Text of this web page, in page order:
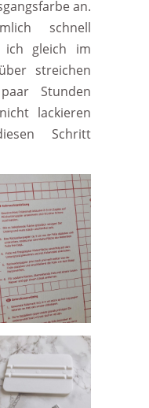
an.
schnell
ich gleich im
streichen
Stunden
lackieren
Schritt